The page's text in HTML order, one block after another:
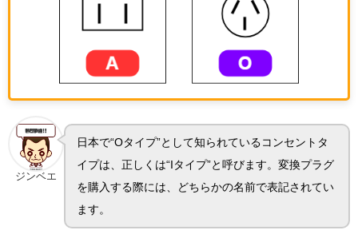
ジンベエ
日本で“Oタイプ”として知られているコンセントタ
イプは、正しくは“Iタイプ”と呼びます。変換プラグ
を購入する際には、どちらかの名前で表記されてい
ます。